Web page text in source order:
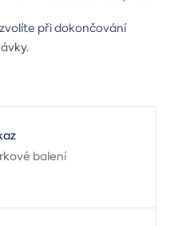
při dokončování
balení